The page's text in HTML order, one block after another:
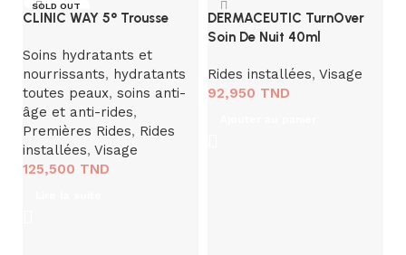
SOLD OUT
CLINIC WAY 5° Trousse
Soins hydratants et
nourrissants, hydratants
toutes peaux, soins anti-
âge et anti-rides,
Premières Rides, Rides
installées, Visage
125,500 TND
DERMACEUTIC TurnOver
Soin De Nuit 40ml
Rides installées, Visage
92,950 TND